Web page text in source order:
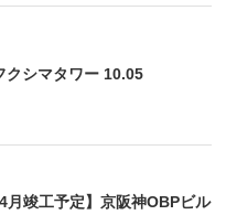
クシマタワー 10.05
4月竣工予定】京阪神OBPビル